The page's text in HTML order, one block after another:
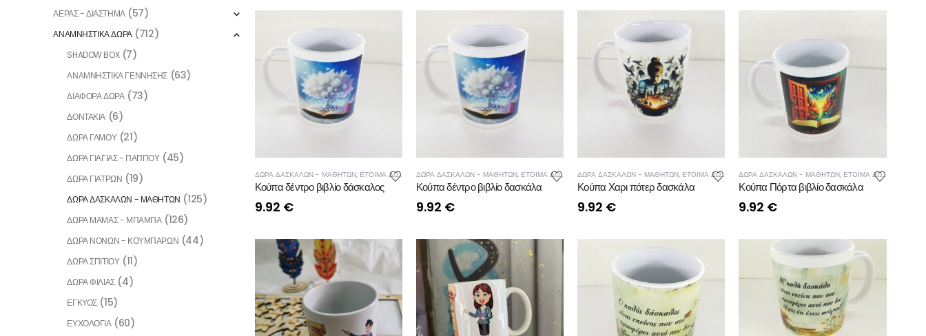
ΔΩΡΑ ΔΑΣΚΑΛΩΝ - ΜΑΘΗΤΩΝ, ΕΤΟΙΜΑ ΔΩΡΑ ΔΑΣΚΑΛΩΝ - ΜΑΘΗΤΩΝ ,ΚΟΥΠΕΣ
Κούπα δέντρο βιβλίο δάσκαλος
9.92 €
ΔΩΡΑ ΔΑΣΚΑΛΩΝ - ΜΑΘΗΤΩΝ, ΕΤΟΙΜΑ ΔΩΡΑ ΔΑΣΚΑΛΩΝ - ΜΑΘΗΤΩΝ ,ΚΟΥΠΕΣ
Κούπα δέντρο βιβλίο δασκάλα
9.92 €
ΔΩΡΑ ΔΑΣΚΑΛΩΝ - ΜΑΘΗΤΩΝ, ΕΤΟΙΜΑ ΔΩΡΑ ΔΑΣΚΑΛΩΝ - ΜΑΘΗΤΩΝ ,ΚΟΥΠΕΣ
Κούπα Χαρι πότερ δασκάλα
9.92 €
ΔΩΡΑ ΔΑΣΚΑΛΩΝ - ΜΑΘΗΤΩΝ, ΕΤΟΙΜΑ ΔΩΡΑ ΔΑΣΚΑΛΩΝ - ΜΑΘΗΤΩΝ
Κούπα Πόρτα βιβλίο δασκάλα
9.92 €
ΑΕΡΑΣ - ΔΙΑΣΤΗΜΑ (57)
ΑΝΑΜΝΗΣΤΙΚΑ ΔΩΡΑ (712)
SHADOW BOX (7)
ΑΝΑΜΝΗΣΤΙΚΑ ΓΕΝΝΗΣΗΣ (63)
ΔΙΑΦΟΡΑ ΔΩΡΑ (73)
ΔΟΝΤΑΚΙΑ (6)
ΔΩΡΑ ΓΑΜΟΥ (21)
ΔΩΡΑ ΓΙΑΓΙΑΣ - ΠΑΠΠΟΥ (45)
ΔΩΡΑ ΓΙΑΤΡΩΝ (19)
ΔΩΡΑ ΔΑΣΚΑΛΩΝ - ΜΑΘΗΤΩΝ (125)
ΔΩΡΑ ΜΑΜΑΣ - ΜΠΑΜΠΑ (126)
ΔΩΡΑ ΝΟΝΩΝ - ΚΟΥΜΠΑΡΩΝ (44)
ΔΩΡΑ ΣΠΙΤΙΟΥ (11)
ΔΩΡΑ ΦΙΛΙΑΣ (4)
ΕΓΚΥΟΣ (15)
ΕΥΧΟΛΟΓΙΑ (60)